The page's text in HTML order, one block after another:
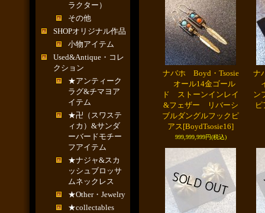
ラクター）
その他
SHOPオリジナル作品
小物アイテム
Used&Antique・コレ
クション
★アンティーク
ラグ&チマヨア
イテム
★卍（スワステ
ィカ）&サンダ
ーバードモチー
フアイテム
★ナジャ&スカ
ッシュブロッサ
ムネックレス
★Other・Jewelry
★collectables
ナバホ Boyd・Tsosie
オール14金ゴール
ド ストーンインレイ
&フェザー リバーシ
ブルダングルフックピ
アス[BoydTsosie16]
999,999,999円(税込)
ナ
ン
ピ